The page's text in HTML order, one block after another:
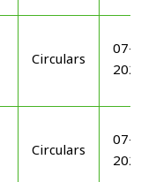
Circulars
07-
Circulars
07-